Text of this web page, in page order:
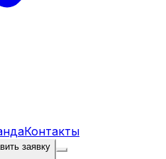
Контакты
заявку